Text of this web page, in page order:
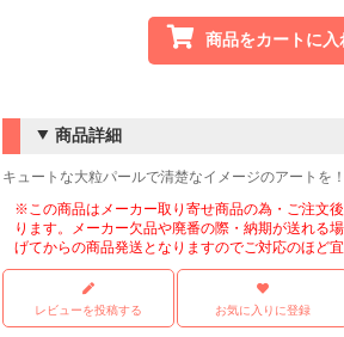
商品をカートに入
商品詳細
キュートな大粒パールで清楚なイメージのアートを！
※この商品はメーカー取り寄せ商品の為・ご注文
ります。メーカー欠品や廃番の際・納期が送れる
げてからの商品発送となりますのでご対応のほど
レビューを投稿する お気に入りに登録